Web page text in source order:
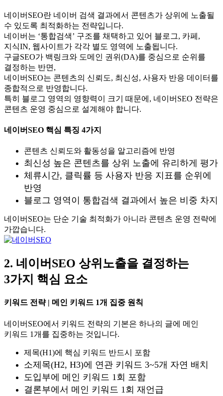
네이버SEO란 네이버 검색 결과에서 콘텐츠가 상위에 노출될
수 있도록 최적화하는 전략입니다.
네이버는 ‘통합검색’ 구조를 채택하고 있어 블로그, 카페,
지식IN, 웹사이트가 각각 별도 영역에 노출됩니다.
구글SEO가 백링크와 도메인 권위(DA)를 중심으로 순위를
결정하는 반면,
네이버SEO는 콘텐츠의 신뢰도, 최신성, 사용자 반응 데이터를
종합적으로 반영합니다.
특히 블로그 영역의 영향력이 크기 때문에, 네이버SEO 전략은
콘텐츠 운영 중심으로 설계해야 합니다.
네이버SEO 핵심 특징 4가지
콘텐츠 신뢰도와 활동성을 알고리즘에 반영
최신성 높은 콘텐츠를 상위 노출에 유리하게 평가
체류시간, 클릭률 등 사용자 반응 지표를 순위에
반영
블로그 영역이 통합검색 결과에서 높은 비중 차지
네이버SEO는 단순 기술 최적화가 아니라 콘텐츠 운영 전략에
가깝습니다.
2. 네이버SEO 상위노출을 결정하는
3가지 핵심 요소
키워드 전략 | 메인 키워드 1개 집중 원칙
네이버SEO에서 키워드 전략의 기본은 하나의 글에 메인
키워드 1개를 집중하는 것입니다.
제목(H1)에 핵심 키워드 반드시 포함
소제목(H2, H3)에 연관 키워드 3~5개 자연 배치
도입부에 메인 키워드 1회 포함
결론부에서 메인 키워드 1회 재언급